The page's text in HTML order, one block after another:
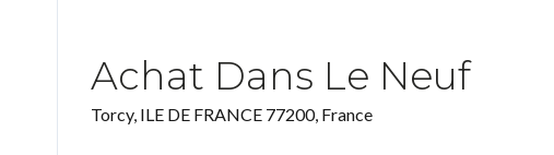
Achat Dans Le Neuf
Torcy, ILE DE FRANCE 77200, France